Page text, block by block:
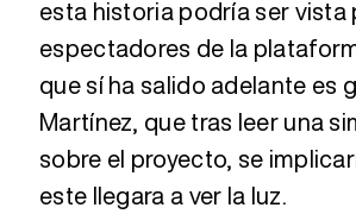
esta historia podría ser vista
espectadores de la
que sí ha salido adelante es
Martínez, que tras leer una
sobre el proyecto, se
este llegara a ver la luz.